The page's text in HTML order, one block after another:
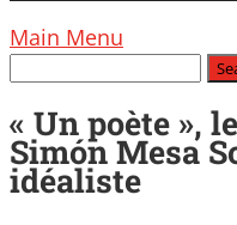
Main Menu
« Un poète »,
Simón Mesa
idéaliste